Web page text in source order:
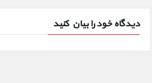
دیدگاه خود را بیان کنید